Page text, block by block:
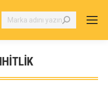
Search:
are here: